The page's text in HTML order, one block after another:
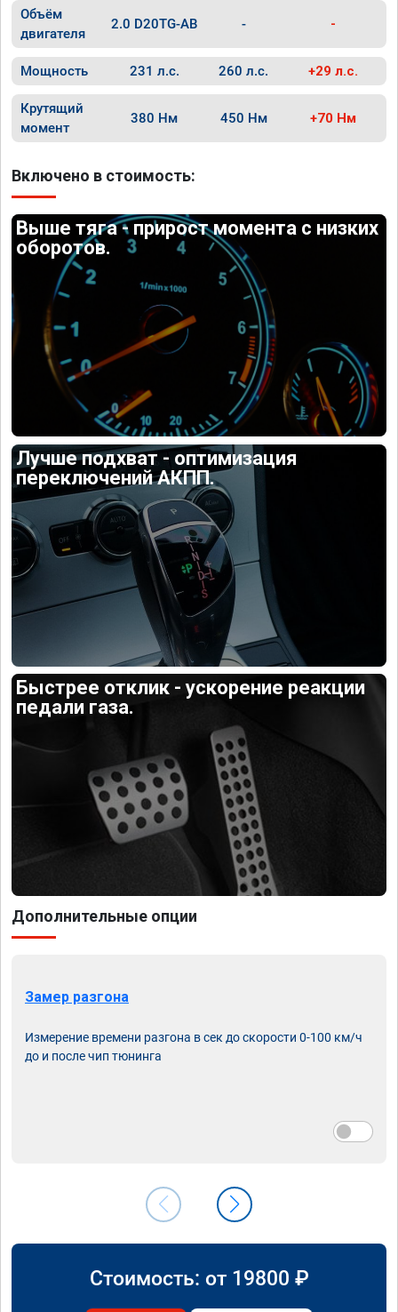
Объём
двигателя
2.0 D20TG-AB - -
Мощность 231 л.с. 260 л.с. +29 л.с.
Крутящий
момент
380 Нм 450 Нм +70 Нм
Включено в стоимость:
Выше тяга - прирост момента с низких
оборотов.
Лучше подхват - оптимизация
переключений АКПП.
Быстрее отклик - ускорение реакции
педали газа.
Дополнительные опции
Замер разгона
Измерение времени разгона в сек до скорости 0-100 км/ч
до и после чип тюнинга
Стоимость: от 19800 ₽